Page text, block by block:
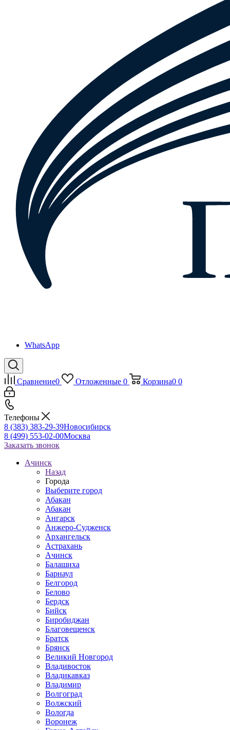
WhatsApp
Сравнение0 Отложенные 0 Корзина0 0
Телефоны
8 (383) 383-29-39Новосибирск
8 (499) 553-02-00Москва
Заказать звонок
Ачинск
Назад
Города
Выберите город
Абакан
Абакан
Ангарск
Анжеро-Судженск
Архангельск
Астрахань
Ачинск
Балашиха
Барнаул
Белгород
Белово
Бердск
Бийск
Биробиджан
Благовещенск
Братск
Брянск
Великий Новгород
Владивосток
Владикавказ
Владимир
Волгоград
Волжский
Вологда
Воронеж